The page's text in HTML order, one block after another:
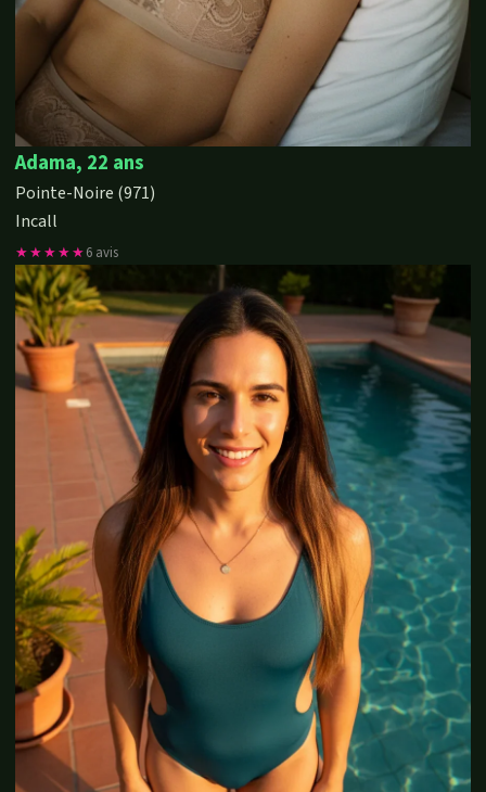
Adama, 22 ans
Pointe-Noire (971)
Incall
★★★★★6 avis